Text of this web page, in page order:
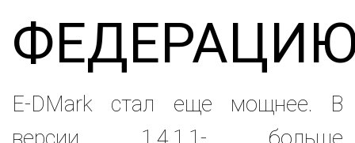
E-DMark стал еще мощнее. В